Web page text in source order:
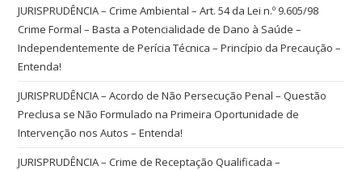
JURISPRUDÊNCIA – Crime Ambiental – Art. 54 da Lei n.º 9.605/98
Crime Formal – Basta a Potencialidade de Dano à Saúde –
Independentemente de Perícia Técnica – Princípio da Precaução –
Entenda!
JURISPRUDÊNCIA – Acordo de Não Persecução Penal – Questão
Preclusa se Não Formulado na Primeira Oportunidade de
Intervenção nos Autos – Entenda!
JURISPRUDÊNCIA – Crime de Receptação Qualificada –